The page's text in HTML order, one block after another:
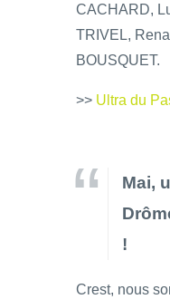
CACHARD,
TRIVEL,
BOUSQUET.
>> Ultra du
Mai,
!
Crest, nous